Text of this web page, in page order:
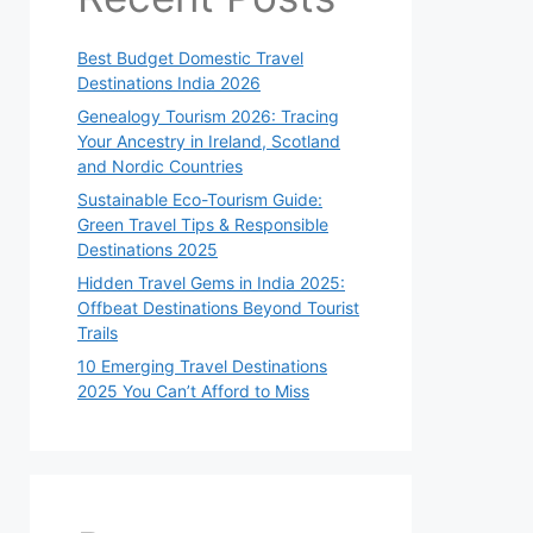
Best Budget Domestic Travel
Destinations India 2026
Genealogy Tourism 2026: Tracing
Your Ancestry in Ireland, Scotland
and Nordic Countries
Sustainable Eco-Tourism Guide:
Green Travel Tips & Responsible
Destinations 2025
Hidden Travel Gems in India 2025:
Offbeat Destinations Beyond Tourist
Trails
10 Emerging Travel Destinations
2025 You Can’t Afford to Miss